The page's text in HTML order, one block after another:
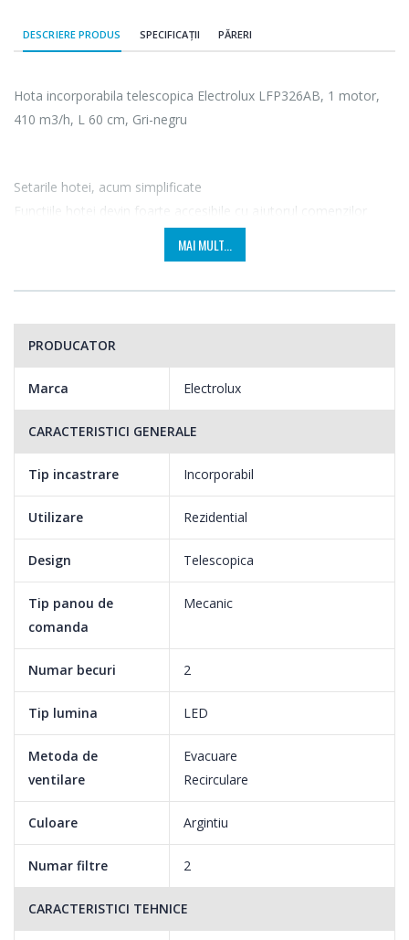
DESCRIERE PRODUS SPECIFICAȚII PĂRERI
Hota incorporabila telescopica Electrolux LFP326AB, 1 motor,
410 m3/h, L 60 cm, Gri-negru
Setarile hotei, acum simplificate
Functiile hotei devin foarte accesibile cu ajutorul comenzilor
ventilatorului pentru un gatit rapid si flexibil.
Acest filtru asigura protectie eficienta permanenta pentru
bucataria dvs. In plus, deoarece este complet lavabil,
Mai multa vizibilitate, mai putina energie consumata
unde iluminarea este folosita frecvent, pentru perioada lungi de
timp. Stralucitoarea, durata lunga de functionare si consumul
energetic eficient sunt caracteristici esential pentru bucatariile
moderne.
MAI MULT...
PRODUCATOR
Marca Electrolux
CARACTERISTICI GENERALE
Tip incastrare Incorporabil
Utilizare Rezidential
Design Telescopica
Tip panou de
comanda
Mecanic
Numar becuri 2
Tip lumina LED
Metoda de
ventilare
Evacuare
Recirculare
Culoare Argintiu
Numar filtre 2
CARACTERISTICI TEHNICE